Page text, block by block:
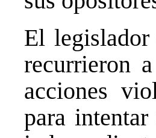
El legislador
recurrieron
acciones
para